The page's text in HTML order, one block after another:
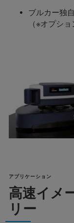
ブルカー独
（※オプショ
アプリケーション
高速イメ
リー